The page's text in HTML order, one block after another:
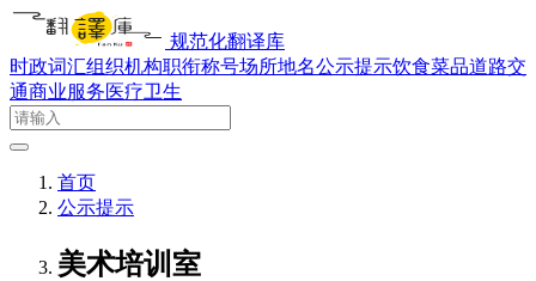
规范化翻译库
时政词汇组织机构职衔称号场所地名公示提示饮食菜品道路交
通商业服务医疗卫生
首页
公示提示
美术培训室